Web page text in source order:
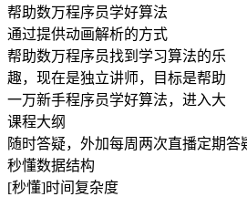
帮助数万程序员学好算法
通过提供动画解析的方式
帮助数万程序员找到学习算法的乐
趣，现在是独立讲师，目标是帮助
一万新手程序员学好算法，进入大
课程大纲
随时答疑，外加每周两次直播定期答
秒懂数据结构
[秒懂]时间复杂度